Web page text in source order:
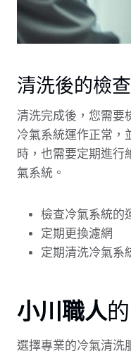
清洗後的檢
清洗完成後，您需要
冷氣系統運作正常，
時，也需要定期進行
氣系統。
檢查冷氣系統的
定期更換濾網
定期清洗冷氣系
小川職人
選擇專業的冷氣清洗